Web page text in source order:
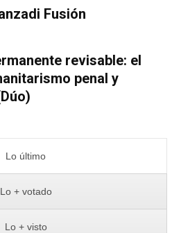
Fusión
revisable: el
penal y
Lo último
Lo + votado
Lo + visto